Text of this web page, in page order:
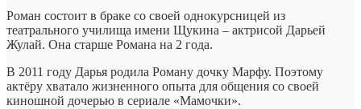
Роман состоит в браке со своей однокурсницей из
театрального училища имени Щукина – актрисой Дарьей
Жулай. Она старше Романа на 2 года.
В 2011 году Дарья родила Роману дочку Марфу. Поэтому
актёру хватало жизненного опыта для общения со своей
киношной дочерью в сериале «Мамочки».